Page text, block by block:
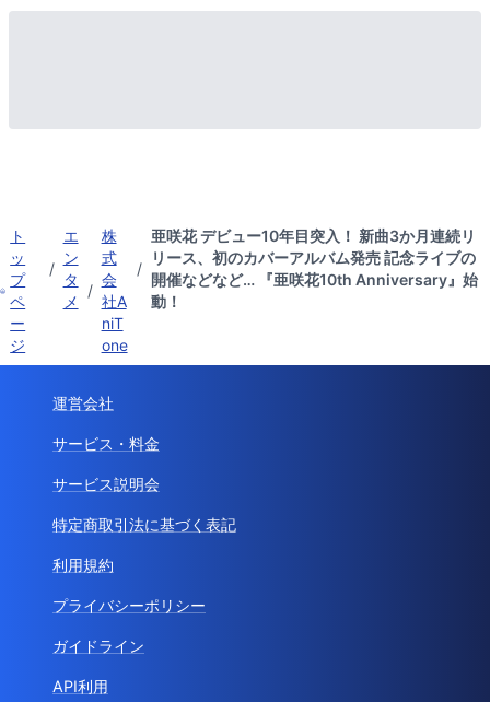
ト
ッ
プ
ペ
ー
ジ
/
エ
ン
タ
メ
/
株
式
会
社A
niT
one
/
亜咲花 デビュー10年目突入！ 新曲3か月連続リ
リース、初のカバーアルバム発売 記念ライブの
開催などなど… 『亜咲花10th Anniversary』始
動！
運営会社
サービス・料金
サービス説明会
特定商取引法に基づく表記
利用規約
プライバシーポリシー
ガイドライン
API利用